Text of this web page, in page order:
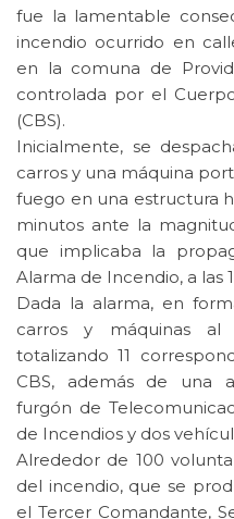
fue la lamentable
incendio ocurrido en
en la comuna de
controlada por el
(CBS).
Inicialmente, se
carros y una máquina
fuego en una estructura
minutos ante la
que implicaba la
Alarma de Incendio, a las
Dada la alarma, en
carros y máquinas
totalizando 11
CBS, además de una
furgón de
de Incendios y dos
Alrededor de 100
del incendio, que se
el Tercer Comandante,